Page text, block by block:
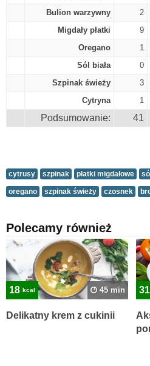
Bulion warzywny
2
Migdały płatki
9
Oregano
1
Sól biała
0
Szpinak świeży
3
Cytryna
1
Podsumowanie: 41
cytrusy szpinak płatki migdałowe
oregano szpinak świeży czosnek
Polecamy również
18 kcal 45 min
Delikatny krem z cukinii
31